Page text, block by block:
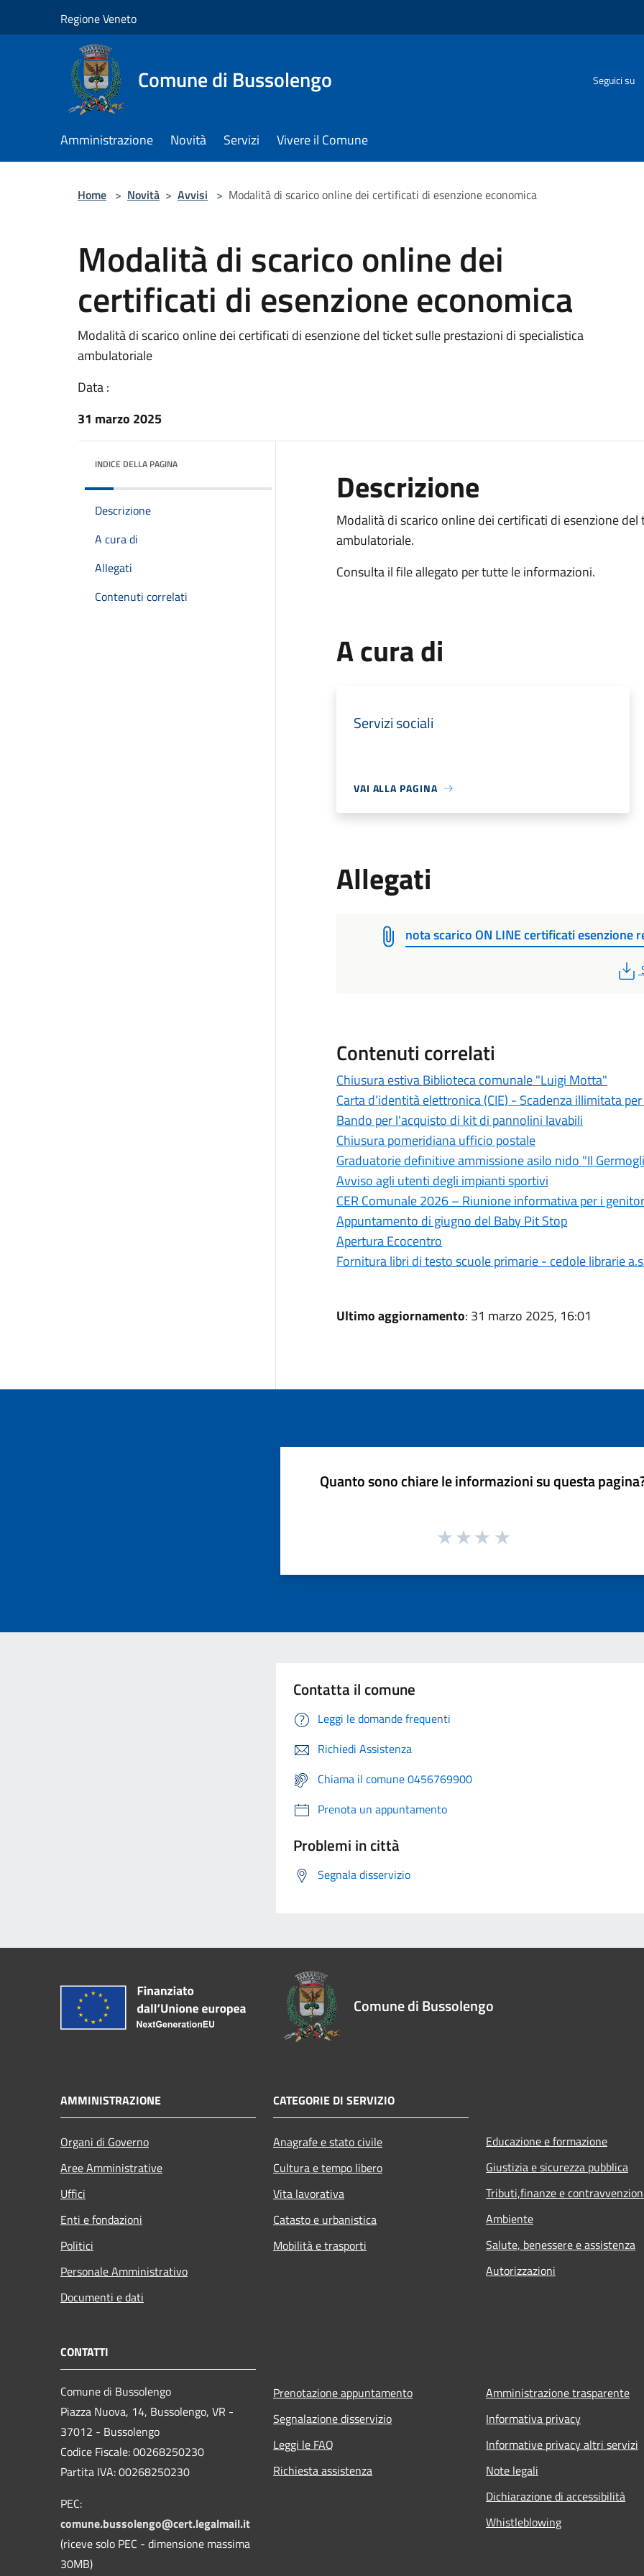
Regione Veneto
Comune di Bussolengo Seguici su
Amministrazione Novità Servizi Vivere il Comune
Home > Novità > Avvisi > Modalità di scarico online dei certificati di esenzione economica
Modalità di scarico online dei
certificati di esenzione economica
Modalità di scarico online dei certificati di esenzione del ticket sulle prestazioni di specialistica
ambulatoriale
Data :
31 marzo 2025
INDICE DELLA PAGINA
Descrizione
A cura di
Allegati
Contenuti correlati
Descrizione
Modalità di scarico online dei certificati di esenzione
ambulatoriale.
Consulta il file allegato per tutte le informazioni.
A cura di
Servizi sociali
VAI ALLA PAGINA
Allegati
nota scarico ON LINE certificati esenzione
Contenuti correlati
Chiusura estiva Biblioteca comunale "Luigi Motta"
Carta d’identità elettronica (CIE) - Scadenza illimitata
Bando per l'acquisto di kit di pannolini lavabili
Chiusura pomeridiana ufficio postale
Graduatorie definitive ammissione asilo nido "Il
Avviso agli utenti degli impianti sportivi
CER Comunale 2026 – Riunione informativa per i
Appuntamento di giugno del Baby Pit Stop
Apertura Ecocentro
Fornitura libri di testo scuole primarie - cedole librarie
Ultimo aggiornamento: 31 marzo 2025, 16:01
Quanto sono chiare le informazioni su questa
Contatta il comune
Leggi le domande frequenti
Richiedi Assistenza
Chiama il comune 0456769900
Prenota un appuntamento
Problemi in città
Segnala disservizio
Comune di Bussolengo
AMMINISTRAZIONE
Organi di Governo
Aree Amministrative
Uffici
Enti e fondazioni
Politici
Personale Amministrativo
Documenti e dati
CATEGORIE DI SERVIZIO
Anagrafe e stato civile
Cultura e tempo libero
Vita lavorativa
Catasto e urbanistica
Mobilità e trasporti
Educazione e formazione
Giustizia e sicurezza pubblica
Tributi,finanze e
Ambiente
Salute, benessere e assistenza
Autorizzazioni
CONTATTI
Comune di Bussolengo
Piazza Nuova, 14, Bussolengo, VR -
37012 - Bussolengo
Codice Fiscale: 00268250230
Partita IVA: 00268250230
PEC:
comune.bussolengo@cert.legalmail.it
(riceve solo PEC - dimensione massima
30MB)
Prenotazione appuntamento
Segnalazione disservizio
Leggi le FAQ
Richiesta assistenza
Amministrazione trasparente
Informativa privacy
Informative privacy altri servizi
Note legali
Dichiarazione di accessibilità
Whistleblowing